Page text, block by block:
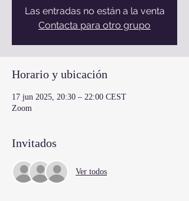
Las entradas no están a la venta
Contacta para otro grupo
Horario y ubicación
17 jun 2025, 20:30 – 22:00 CEST
Zoom
Invitados
Ver todos